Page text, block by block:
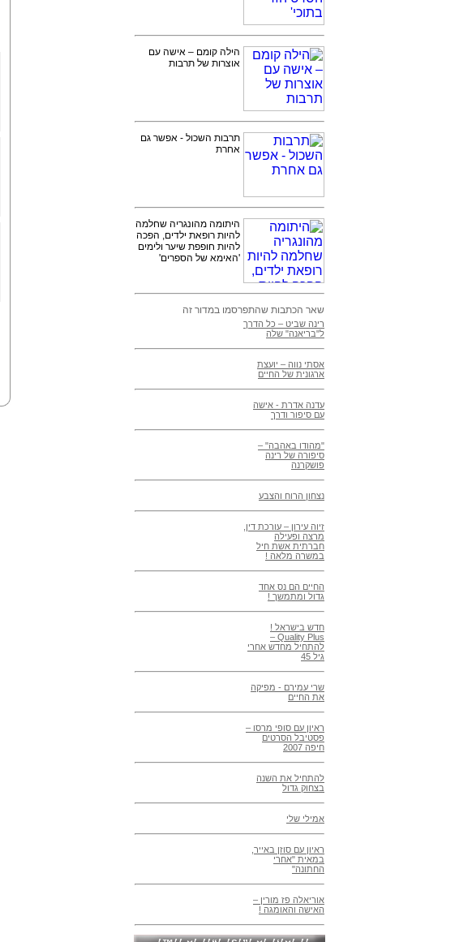
הילה קומם – אישה עם
אוצרות של תרבות
תרבות השכול - אפשר גם
אחרת
היתומה מהונגריה שחלמה
להיות רופאת ילדים, הפכה
להיות חופפת שיער ולימים
'האימא של הספרים'
שאר הכתבות שהתפרסמו במדור זה
רינה שביט – כל הדרך
ל"בריאנה" שלה
אסתי נווה – יועצת
ארגונית של החיים
עדנה אדרת - אישה
עם סיפור ודרך
"מהודו באהבה" –
סיפורה של רינה
פושקרנה
נצחון הרוח והצבע
זיוה עירון – עורכת דין,
מרצה ופעילה
חברתית אשת חיל
במשרה מלאה !
החיים הם נס אחד
גדול ומתמשך !
חדש בישראל !
Quality Plus –
להתחיל מחדש אחרי
גיל 45
שרי עמירם - מפיקה
את החיים
ראיון עם סופי מרסו –
פסטיבל הסרטים
חיפה 2007
להתחיל את השנה
בצחוק גדול
אמילי שלי
ראיון עם סוזן באייר,
במאית "אחרי
החתונה"
אוריאלה פז מורין –
האישה והאומגה !